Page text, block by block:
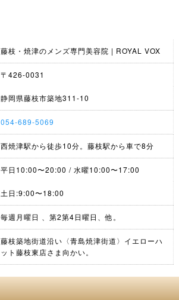
藤枝・焼津のメンズ専門美容院 | ROYAL VOX
〒426-0031
静岡県藤枝市築地311-10
054-689-5069
西焼津駅から徒歩10分。藤枝駅から車で8分
平日10:00〜20:00 / 水曜10:00〜17:00
土日:9:00〜18:00
毎週月曜日 、第2第4日曜日、他。
藤枝築地街道沿い〈青島焼津街道〉イエローハ
ット藤枝東店さま向かい。